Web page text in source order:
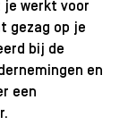
werkt voor
gezag op je
bij de
en
een